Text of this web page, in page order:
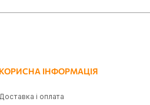
192 лм, 3000К
КОРИСНА ІНФОРМАЦІЯ
Доставка і оплата